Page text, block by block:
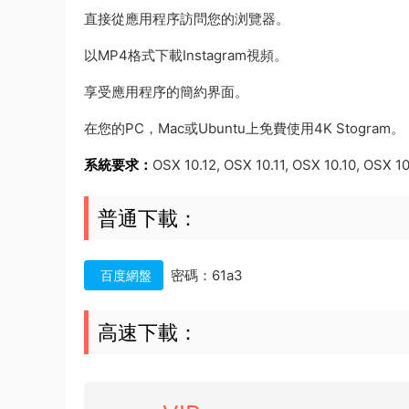
直接從應用程序訪問您的浏覽器。
以MP4格式下載Instagram視頻。
享受應用程序的簡約界面。
在您的PC，Mac或Ubuntu上免費使用4K Stogram。
系統要求： OSX 10.12, OSX 10.11, OSX 10.10, OSX
普通下載：
百度網盤 密碼：61a3
高速下載：